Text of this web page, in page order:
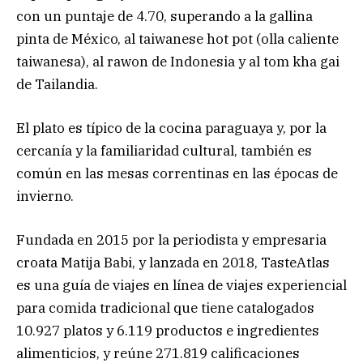
con un puntaje de 4.70, superando a la gallina
pinta de México, al taiwanese hot pot (olla caliente
taiwanesa), al rawon de Indonesia y al tom kha gai
de Tailandia.
El plato es típico de la cocina paraguaya y, por la
cercanía y la familiaridad cultural, también es
común en las mesas correntinas en las épocas de
invierno.
Fundada en 2015 por la periodista y empresaria
croata Matija Babi, y lanzada en 2018, TasteAtlas
es una guía de viajes en línea de viajes experiencial
para comida tradicional que tiene catalogados
10.927 platos y 6.119 productos e ingredientes
alimenticios, y reúne 271.819 calificaciones